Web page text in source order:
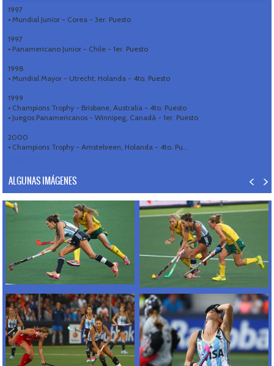
1997
• Mundial Junior - Corea - 3er. Puesto
1997
• Panamericano Junior - Chile - 1er. Puesto
1998
• Mundial Mayor - Utrecht, Holanda - 4to. Puesto
1999
• Champions Trophy - Brisbane, Australia - 4to. Puesto
• Juegos Panamericanos - Winnipeg, Canadá - 1er. Puesto
2000
• Champions Trophy - Amstelveen, Holanda - 4to. Pu...
ALGUNAS IMÁGENES